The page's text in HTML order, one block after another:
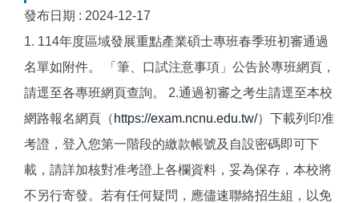
發布日期 : 2024-12-17
1. 114年度區域發展重點產業碩士專班春季班初審通過
名單如附件。 「筆、口試注意事項」公告於專班網頁，
請逕至各專班網頁查詢。 2.通過初審之考生請逕至本校
網路報名網頁（ https://exam.ncnu.edu.tw/）下載列印准
考證，登入您第一階段的繳款帳號及自設密碼即可下
載，請詳加核對准考證上各欄資料，妥為保存，本校將
不另行寄發。若有任何疑問，應儘速聯絡招生組，以免